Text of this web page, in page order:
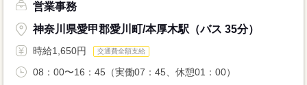
営業事務
神奈川県愛甲郡愛川町/本厚木駅（バス 35分）
時給1,650円 交通費全額支給
08：00〜16：45（実働07：45、休憩01：00）